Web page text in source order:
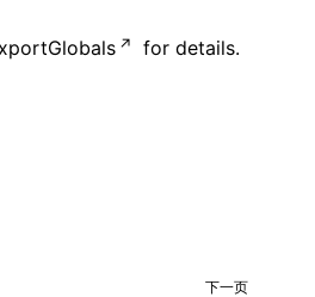
for details.
下一页